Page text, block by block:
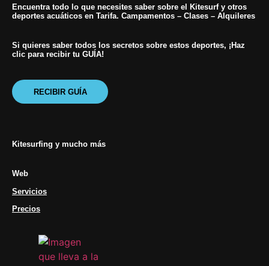
Encuentra todo lo que necesites saber sobre el Kitesurf y otros
deportes acuáticos en Tarifa. Campamentos – Clases – Alquileres
Si quieres saber todos los secretos sobre estos deportes, ¡Haz
clic para recibir tu GUÍA!
RECIBIR GUÍA
Kitesurfing y mucho más
Web
Servicios
Precios